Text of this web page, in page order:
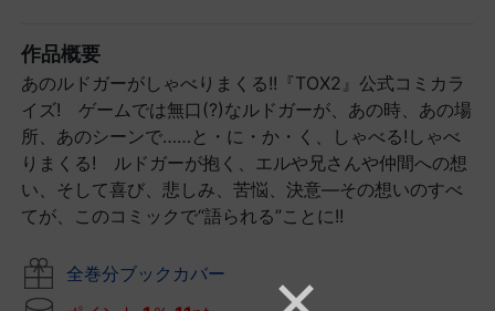
作品概要
あのルドガーがしゃべりまくる!!『TOX2』公式コミカラ
イズ! ゲームでは無口(?)なルドガーが、あの時、あの場
所、あのシーンで……と・に・か・く、しゃべる!しゃべ
りまくる! ルドガーが抱く、エルや兄さんや仲間への想
い、そして喜び、悲しみ、苦悩、決意―その想いのすべ
てが、このコミックで“語られる”ことに!!
全巻分ブックカバー